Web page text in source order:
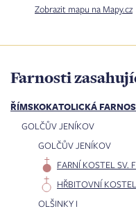
Zobrazit mapu na Mapy.cz
Farnosti
ŘÍMSKOKATOLICKÁ
GOLČŮV JENÍKOV
GOLČŮV JENÍKOV
FARNÍ KOSTEL SV.
HŘBITOVNÍ
OLŠINKY I